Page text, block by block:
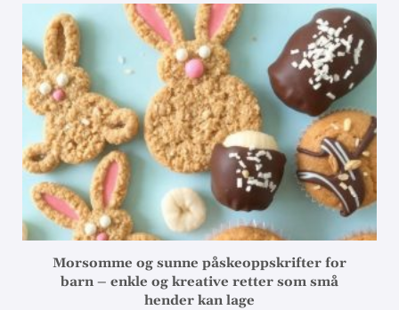
Morsomme og sunne påskeoppskrifter for
barn – enkle og kreative retter som små
hender kan lage